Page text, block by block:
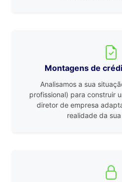
Montagens de
Analisamos a sua
profissional) para construir
diretor de empresa
realidade da